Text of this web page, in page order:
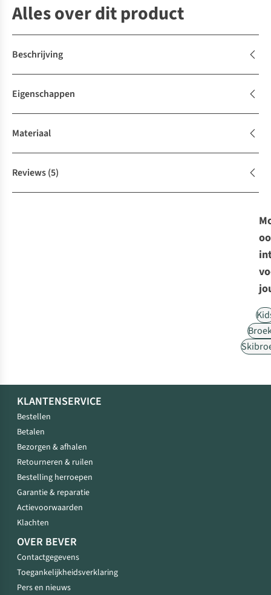
Alles over dit product
Beschrijving
Eigenschappen
Materiaal
Reviews(5)
KLANTENSERVICE
Bestellen
Betalen
Bezorgen & afhalen
Retourneren & ruilen
Bestelling herroepen
Garantie & reparatie
Actievoorwaarden
Klachten
OVER BEVER
Contactgegevens
Toegankelijkheidsverklaring
Pers en nieuws